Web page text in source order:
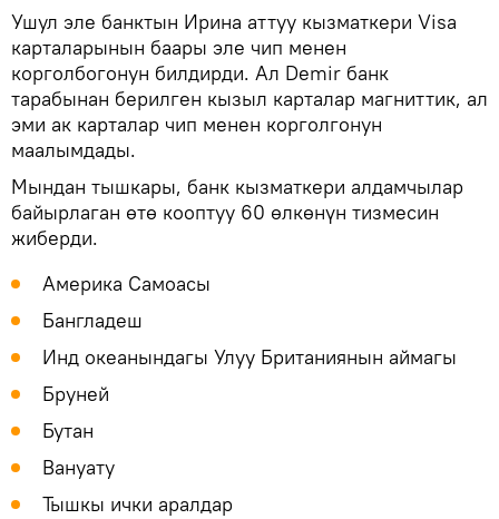
Ушул эле банктын Ирина аттуу кызматкери Visa
карталарынын баары эле чип менен
корголбогонун билдирди. Ал Demir банк
тарабынан берилген кызыл карталар магниттик, ал
эми ак карталар чип менен корголгонун
маалымдады.
Мындан тышкары, банк кызматкери алдамчылар
байырлаган өтө кооптуу 60 өлкөнүн тизмесин
жиберди.
Америка Самоасы
Бангладеш
Инд океанындагы Улуу Британиянын аймагы
Бруней
Бутан
Вануату
Тышкы ички аралдар